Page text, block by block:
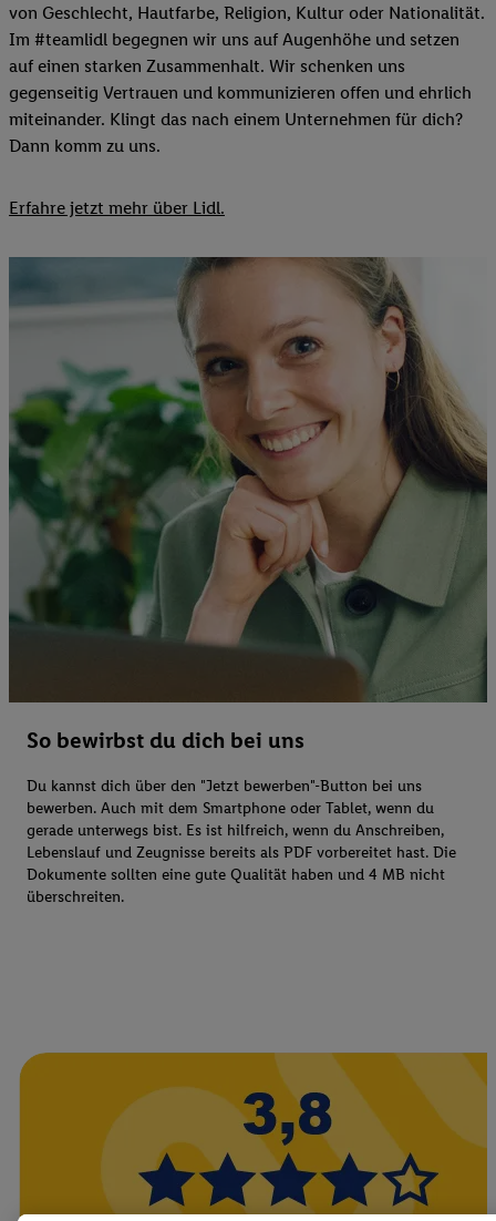
von Geschlecht, Hautfarbe, Religion, Kultur oder Nationalität.
Im #teamlidl begegnen wir uns auf Augenhöhe und setzen
auf einen starken Zusammenhalt. Wir schenken uns
gegenseitig Vertrauen und kommunizieren offen und ehrlich
miteinander. Klingt das nach einem Unternehmen für dich?
Dann komm zu uns.​
Erfahre jetzt mehr über Lidl.
So bewirbst du dich bei uns
Du kannst dich über den "Jetzt bewerben"-Button bei uns
bewerben. Auch mit dem Smartphone oder Tablet, wenn du
gerade unterwegs bist. Es ist hilfreich, wenn du Anschreiben,
Lebenslauf und Zeugnisse bereits als PDF vorbereitet hast. Die
Dokumente sollten eine gute Qualität haben und 4 MB nicht
überschreiten.